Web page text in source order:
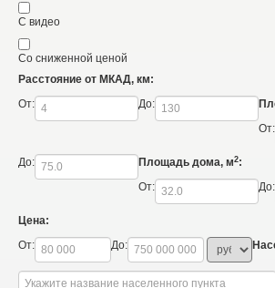
С видео
Со сниженной ценой
Расстояние от МКАД, км:
От:
До:
От:
До: Площадь дома, м2:
От:
До:
Цена:
От:
До: